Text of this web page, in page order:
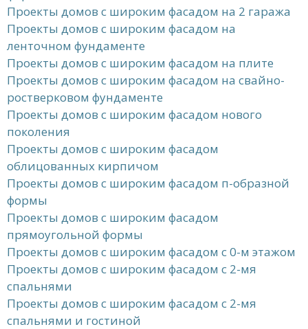
Проекты домов с широким фасадом на 2 гаража
Проекты домов с широким фасадом на
ленточном фундаменте
Проекты домов с широким фасадом на плите
Проекты домов с широким фасадом на свайно-
ростверковом фундаменте
Проекты домов с широким фасадом нового
поколения
Проекты домов с широким фасадом
облицованных кирпичом
Проекты домов с широким фасадом п-образной
формы
Проекты домов с широким фасадом
прямоугольной формы
Проекты домов с широким фасадом с 0-м этажом
Проекты домов с широким фасадом с 2-мя
спальнями
Проекты домов с широким фасадом с 2-мя
спальнями и гостиной